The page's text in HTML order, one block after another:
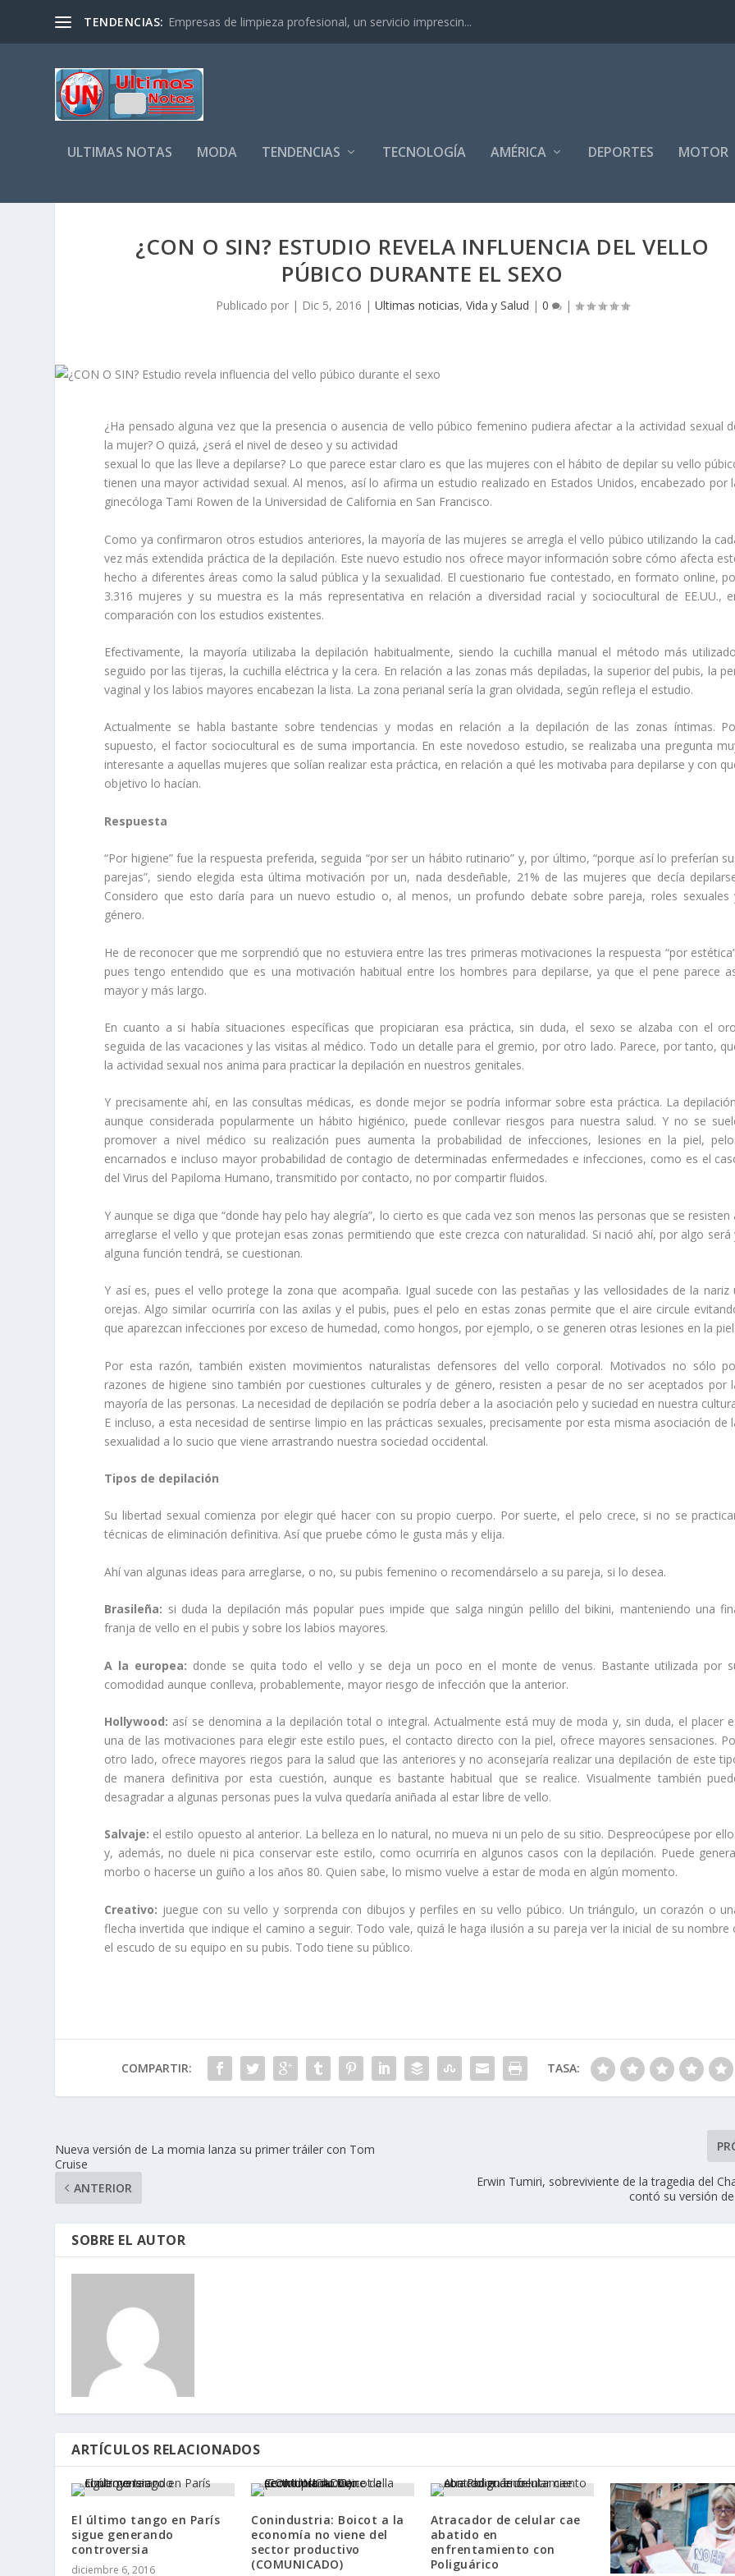
TENDENCIAS: Empresas de limpieza profesional, un servicio imprescin...
ULTIMAS NOTAS MODA TENDENCIAS TECNOLOGÍA AMÉRICA DEPORTES MOTOR
¿CON O SIN? ESTUDIO REVELA INFLUENCIA DEL VELLO
PÚBICO DURANTE EL SEXO
Publicado por | Dic 5, 2016 | Ultimas noticias, Vida y Salud | 0 |
¿Ha pensado alguna vez que la presencia o ausencia de vello púbico femenino pudiera afectar a la actividad sexual
la mujer? O quizá, ¿será el nivel de deseo y su actividad
sexual lo que las lleve a depilarse? Lo que parece estar claro es que las mujeres con el hábito de depilar su vello
tienen una mayor actividad sexual. Al menos, así lo afirma un estudio realizado en Estados Unidos, encabezado por
ginecóloga Tami Rowen de la Universidad de California en San Francisco.
Como ya confirmaron otros estudios anteriores, la mayoría de las mujeres se arregla el vello púbico utilizando la
vez más extendida práctica de la depilación. Este nuevo estudio nos ofrece mayor información sobre cómo afecta
hecho a diferentes áreas como la salud pública y la sexualidad. El cuestionario fue contestado, en formato online,
3.316 mujeres y su muestra es la más representativa en relación a diversidad racial y sociocultural de EE.UU.,
comparación con los estudios existentes.
Efectivamente, la mayoría utilizaba la depilación habitualmente, siendo la cuchilla manual el método más
seguido por las tijeras, la cuchilla eléctrica y la cera. En relación a las zonas más depiladas, la superior del pubis, la
vaginal y los labios mayores encabezan la lista. La zona perianal sería la gran olvidada, según refleja el estudio.
Actualmente se habla bastante sobre tendencias y modas en relación a la depilación de las zonas íntimas.
supuesto, el factor sociocultural es de suma importancia. En este novedoso estudio, se realizaba una pregunta
interesante a aquellas mujeres que solían realizar esta práctica, en relación a qué les motivaba para depilarse y con
objetivo lo hacían.
Respuesta
“Por higiene” fue la respuesta preferida, seguida “por ser un hábito rutinario” y, por último, “porque así lo preferían
parejas”, siendo elegida esta última motivación por un, nada desdeñable, 21% de las mujeres que decía
Considero que esto daría para un nuevo estudio o, al menos, un profundo debate sobre pareja, roles sexuales
género.
He de reconocer que me sorprendió que no estuviera entre las tres primeras motivaciones la respuesta “por
pues tengo entendido que es una motivación habitual entre los hombres para depilarse, ya que el pene parece
mayor y más largo.
En cuanto a si había situaciones específicas que propiciaran esa práctica, sin duda, el sexo se alzaba con el
seguida de las vacaciones y las visitas al médico. Todo un detalle para el gremio, por otro lado. Parece, por tanto,
la actividad sexual nos anima para practicar la depilación en nuestros genitales.
Y precisamente ahí, en las consultas médicas, es donde mejor se podría informar sobre esta práctica. La
aunque considerada popularmente un hábito higiénico, puede conllevar riesgos para nuestra salud. Y no se
promover a nivel médico su realización pues aumenta la probabilidad de infecciones, lesiones en la piel,
encarnados e incluso mayor probabilidad de contagio de determinadas enfermedades e infecciones, como es el
del Virus del Papiloma Humano, transmitido por contacto, no por compartir fluidos.
Y aunque se diga que “donde hay pelo hay alegría”, lo cierto es que cada vez son menos las personas que se resisten
arreglarse el vello y que protejan esas zonas permitiendo que este crezca con naturalidad. Si nació ahí, por algo será
alguna función tendrá, se cuestionan.
Y así es, pues el vello protege la zona que acompaña. Igual sucede con las pestañas y las vellosidades de la nariz
orejas. Algo similar ocurriría con las axilas y el pubis, pues el pelo en estas zonas permite que el aire circule
que aparezcan infecciones por exceso de humedad, como hongos, por ejemplo, o se generen otras lesiones en la piel.
Por esta razón, también existen movimientos naturalistas defensores del vello corporal. Motivados no sólo
razones de higiene sino también por cuestiones culturales y de género, resisten a pesar de no ser aceptados por
mayoría de las personas. La necesidad de depilación se podría deber a la asociación pelo y suciedad en nuestra
E incluso, a esta necesidad de sentirse limpio en las prácticas sexuales, precisamente por esta misma asociación de
sexualidad a lo sucio que viene arrastrando nuestra sociedad occidental.
Tipos de depilación
Su libertad sexual comienza por elegir qué hacer con su propio cuerpo. Por suerte, el pelo crece, si no se
técnicas de eliminación definitiva. Así que pruebe cómo le gusta más y elija.
Ahí van algunas ideas para arreglarse, o no, su pubis femenino o recomendárselo a su pareja, si lo desea.
Brasileña: si duda la depilación más popular pues impide que salga ningún pelillo del bikini, manteniendo una
franja de vello en el pubis y sobre los labios mayores.
A la europea: donde se quita todo el vello y se deja un poco en el monte de venus. Bastante utilizada por
comodidad aunque conlleva, probablemente, mayor riesgo de infección que la anterior.
Hollywood: así se denomina a la depilación total o integral. Actualmente está muy de moda y, sin duda, el placer
una de las motivaciones para elegir este estilo pues, el contacto directo con la piel, ofrece mayores sensaciones.
otro lado, ofrece mayores riegos para la salud que las anteriores y no aconsejaría realizar una depilación de este
de manera definitiva por esta cuestión, aunque es bastante habitual que se realice. Visualmente también
desagradar a algunas personas pues la vulva quedaría aniñada al estar libre de vello.
Salvaje: el estilo opuesto al anterior. La belleza en lo natural, no mueva ni un pelo de su sitio. Despreocúpese por
y, además, no duele ni pica conservar este estilo, como ocurriría en algunos casos con la depilación. Puede
morbo o hacerse un guiño a los años 80. Quien sabe, lo mismo vuelve a estar de moda en algún momento.
Creativo: juegue con su vello y sorprenda con dibujos y perfiles en su vello púbico. Un triángulo, un corazón o
flecha invertida que indique el camino a seguir. Todo vale, quizá le haga ilusión a su pareja ver la inicial de su nombre
el escudo de su equipo en su pubis. Todo tiene su público.
COMPARTIR: TASA:
Nueva versión de La momia lanza su primer tráiler con Tom
Cruise
ANTERIOR
Erwin Tumiri, sobreviviente de la tragedia del
contó su versión
SOBRE EL AUTOR
ARTÍCULOS RELACIONADOS
El último tango en París
sigue generando
controversia
diciembre 6, 2016
Conindustria: Boicot a la
economía no viene del
sector productivo
(COMUNICADO)
Atracador de celular cae
abatido en
enfrentamiento con
Poliguárico